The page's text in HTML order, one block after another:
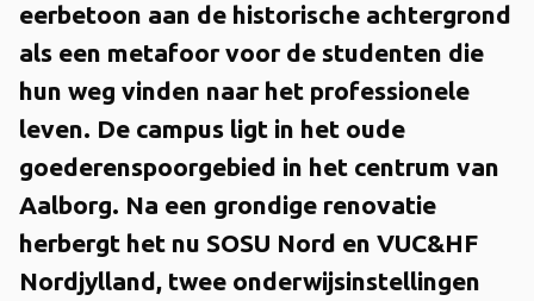
eerbetoon aan de historische achtergrond
als een metafoor voor de studenten die
hun weg vinden naar het professionele
leven. De campus ligt in het oude
goederenspoorgebied in het centrum van
Aalborg. Na een grondige renovatie
herbergt het nu SOSU Nord en VUC&HF
Nordjylland, twee onderwijsinstellingen